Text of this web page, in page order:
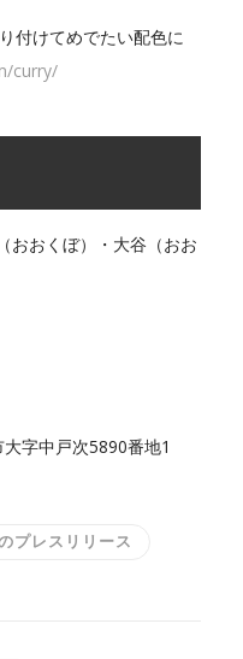
付けてめでたい配色に
curry/
おおくぼ）・大谷（おお
字中戸次5890番地1
プレスリリース